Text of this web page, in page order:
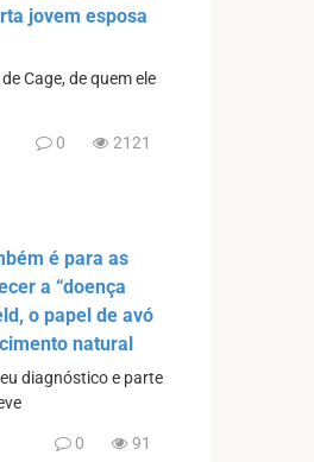
jovem esposa
Cage, de quem ele
0 2121
é para as
a “doença
o papel de avó
natural
diagnóstico e parte
0 91